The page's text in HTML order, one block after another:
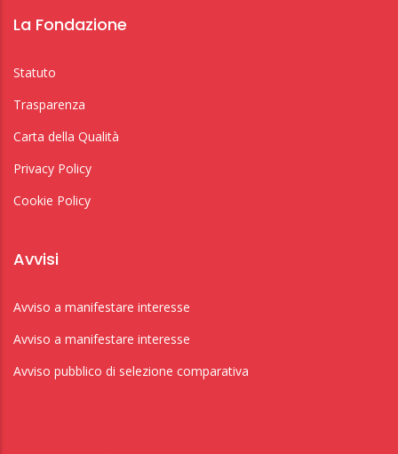
La Fondazione
Statuto
Trasparenza
Carta della Qualità
Privacy Policy
Cookie Policy
Avvisi
Avviso a manifestare interesse
Avviso a manifestare interesse
Avviso pubblico di selezione comparativa